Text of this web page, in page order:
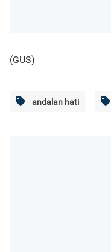
(GUS)
andalan hati